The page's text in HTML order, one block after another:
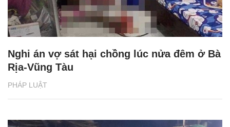
PHÁP LUẬT
Nghi án vợ sát hại chồng lúc nửa đêm ở Bà
Rịa-Vũng Tàu